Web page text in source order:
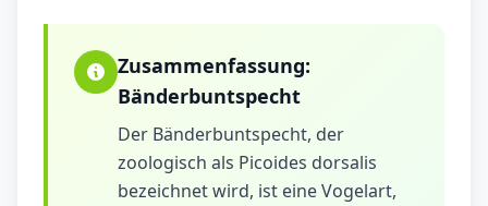
Zusammenfassung:
Bänderbuntspecht
Der Bänderbuntspecht, der
zoologisch als Picoides dorsalis
bezeichnet wird, ist eine Vogelart,